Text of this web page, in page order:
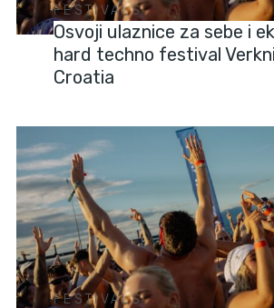
FESTIVALS
Osvoji ulaznice za sebe i
hard techno festival
Croatia
FESTIVALS